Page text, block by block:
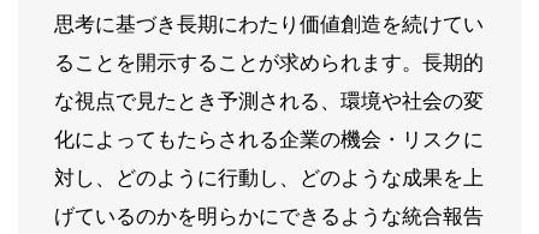
思考に基づき長期にわたり価値創造を続けてい
ることを開示することが求められます。長期的
な視点で見たとき予測される、環境や社会の変
化によってもたらされる企業の機会・リスクに
対し、どのように行動し、どのような成果を上
げているのかを明らかにできるような統合報告